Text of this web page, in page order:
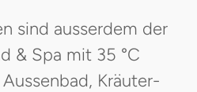
sind ausserdem der
& Spa mit 35 °C
Kräuter-